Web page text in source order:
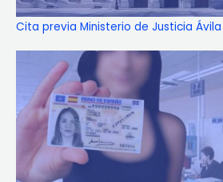
Cita previa Ministerio de Justicia Ávila